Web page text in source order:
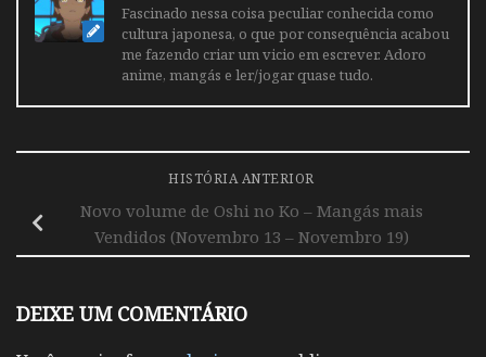
Fascinado nessa coisa peculiar conhecida como
cultura japonesa, o que por consequência acabou
me fazendo criar um vicio em escrever. Adoro
anime, mangás e ler/jogar quase tudo.
HISTÓRIA ANTERIOR
Novo volume de Oshi no Ko – Mangás mais
Vendidos (Novembro 13 – Novembro 19)
DEIXE UM COMENTÁRIO